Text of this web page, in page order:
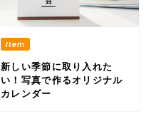
新しい季節に取り入れた
い！写真で作るオリジナル
カレンダー